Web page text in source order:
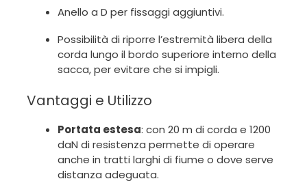
Anello a D per fissaggi aggiuntivi.
Possibilità di riporre l’estremità libera della
corda lungo il bordo superiore interno della
sacca, per evitare che si impigli.
Vantaggi e Utilizzo
Portata estesa: con 20 m di corda e 1200
daN di resistenza permette di operare
anche in tratti larghi di fiume o dove serve
distanza adeguata.